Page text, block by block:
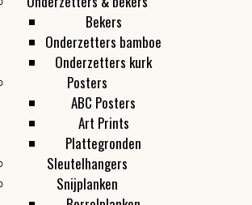
Bekers
Onderzetters bamboe
Onderzetters kurk
Posters
ABC Posters
Art Prints
Plattegronden
Sleutelhangers
Snijplanken